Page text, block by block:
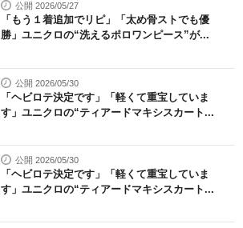
公開 2026/05/27
「もう１着追加でリピ」「太め骨ストでも優
勝」ユニクロの“洗えるポロワンピース”が...
公開 2026/05/30
「ヘビロテ決定です」「軽くて重宝していま
す」ユニクロの“ティアードマキシスカート...
公開 2026/05/30
「ヘビロテ決定です」「軽くて重宝していま
す」ユニクロの“ティアードマキシスカート...